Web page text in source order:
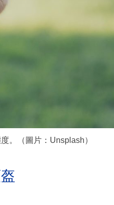
。（圖片：Unsplash）